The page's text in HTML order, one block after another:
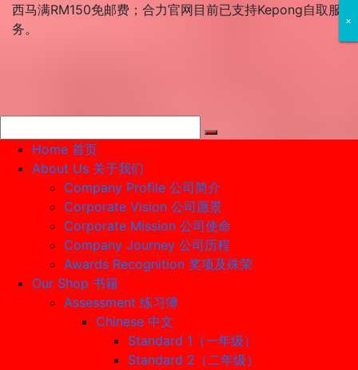
Skip西马满RM150免邮费；合力官网目前已支持Kepong自取服
务。
Home 首页
About Us 关于我们
Company Profile 公司简介
Corporate Vision 公司愿景
Corporate Mission 公司使命
Company Journey 公司历程
Awards Recognition 奖项及殊荣
Our Shop 书籍
Assessment 练习簿
Chinese 中文
Standard 1（一年级）
Standard 2（二年级）
×
×
×